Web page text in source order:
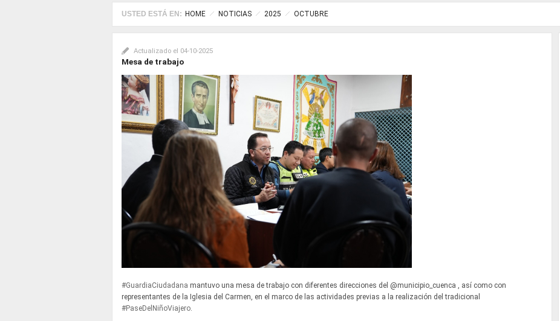
USTED ESTÁ EN: HOME NOTICIAS 2025 OCTUBRE
Actualizado el 04-10-2025
Mesa de trabajo
#GuardiaCiudadana mantuvo una mesa de trabajo con diferentes direcciones del @municipio_cuenca , así como con
representantes de la Iglesia del Carmen, en el marco de las actividades previas a la realización del tradicional
#PaseDelNiñoViajero.